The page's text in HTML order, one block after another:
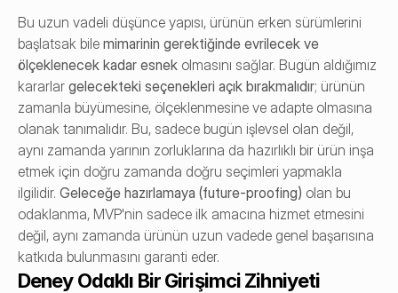
Bu uzun vadeli düşünce yapısı, ürünün erken sürümlerini
başlatsak bile mimarinin gerektiğinde evrilecek ve
ölçeklenecek kadar esnek olmasını sağlar. Bugün aldığımız
kararlar gelecekteki seçenekleri açık bırakmalıdır; ürünün
zamanla büyümesine, ölçeklenmesine ve adapte olmasına
olanak tanımalıdır. Bu, sadece bugün işlevsel olan değil,
aynı zamanda yarının zorluklarına da hazırlıklı bir ürün inşa
etmek için doğru zamanda doğru seçimleri yapmakla
ilgilidir. Geleceğe hazırlamaya (future-proofing) olan bu
odaklanma, MVP'nin sadece ilk amacına hizmet etmesini
değil, aynı zamanda ürünün uzun vadede genel başarısına
katkıda bulunmasını garanti eder.
Deney Odaklı Bir Girişimci Zihniyeti